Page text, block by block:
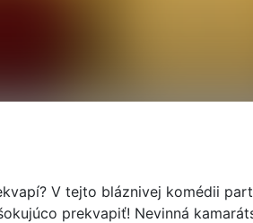
V tejto bláznivej komédii
prekvapiť! Nevinná